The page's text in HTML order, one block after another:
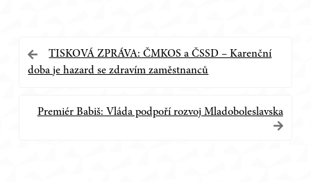
Navigace
příspěvek
TISKOVÁ ZPRÁVA: ČMKOS a ČSSD – Karenční
doba je hazard se zdravím zaměstnanců
Premiér Babiš: Vláda podpoří rozvoj Mladoboleslavska